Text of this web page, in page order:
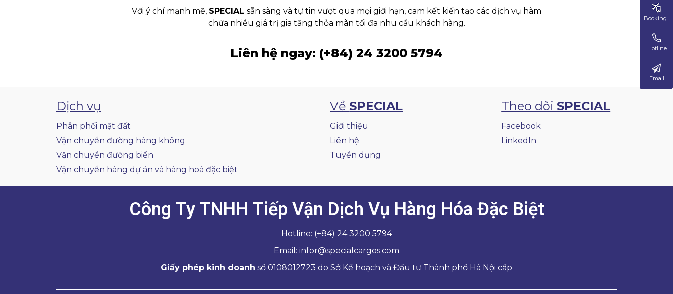
Booking
Hotline
Email
Với ý chí mạnh mẽ, SPECIAL sẵn sàng và tự tin vượt qua mọi giới hạn, cam kết kiến tạo các dịch vụ hàm
chứa nhiều giá trị gia tăng thỏa mãn tối đa nhu cầu khách hàng.
Liên hệ ngay: (+84) 24 3200 5794
Dịch vụ
Phân phối mặt đất
Vận chuyển đường hàng không
Vận chuyển đường biển
Vận chuyển hàng dự án và hàng hoá đặc biệt
Về SPECIAL
Giới thiệu
Liên hệ
Tuyển dụng
Theo dõi SPECIAL
Facebook
LinkedIn
Công Ty TNHH Tiếp Vận Dịch Vụ Hàng Hóa Đặc Biệt
Hotline: (+84) 24 3200 5794
Email: infor@specialcargos.com
Giấy phép kinh doanh số 0108012723 do Sở Kế hoạch và Đầu tư Thành phố Hà Nội cấp
Booking
Hotline
Email